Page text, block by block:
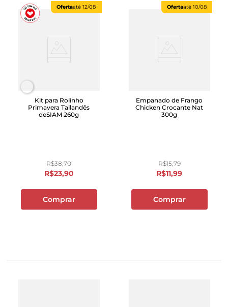
Ofertaaté 12/08
Kit para Rolinho
Primavera Tailandês
deSIAM 260g
R$38,70
R$23,90
Comprar
Ofertaaté 10/08
Empanado de Frango
Chicken Crocante Nat
300g
R$15,79
R$11,99
Comprar